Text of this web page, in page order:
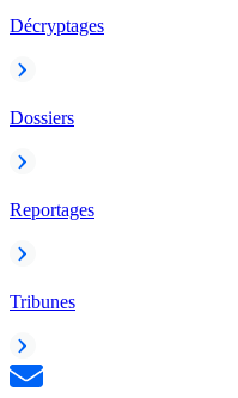
Décryptages
Dossiers
Reportages
Tribunes